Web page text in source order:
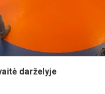
darželyje